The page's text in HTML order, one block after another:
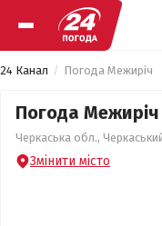
24 Канал Погода Межиріч
Погода Межиріч
Черкаська обл.,
Змінити місто